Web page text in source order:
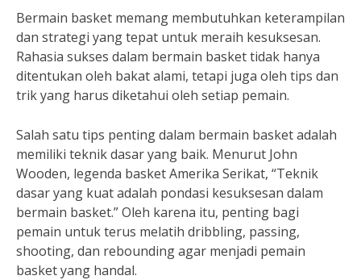
Bermain basket memang membutuhkan keterampilan
dan strategi yang tepat untuk meraih kesuksesan.
Rahasia sukses dalam bermain basket tidak hanya
ditentukan oleh bakat alami, tetapi juga oleh tips dan
trik yang harus diketahui oleh setiap pemain.
Salah satu tips penting dalam bermain basket adalah
memiliki teknik dasar yang baik. Menurut John
Wooden, legenda basket Amerika Serikat, “Teknik
dasar yang kuat adalah pondasi kesuksesan dalam
bermain basket.” Oleh karena itu, penting bagi
pemain untuk terus melatih dribbling, passing,
shooting, dan rebounding agar menjadi pemain
basket yang handal.